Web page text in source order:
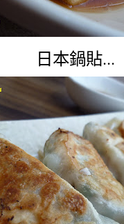
日本鍋貼...